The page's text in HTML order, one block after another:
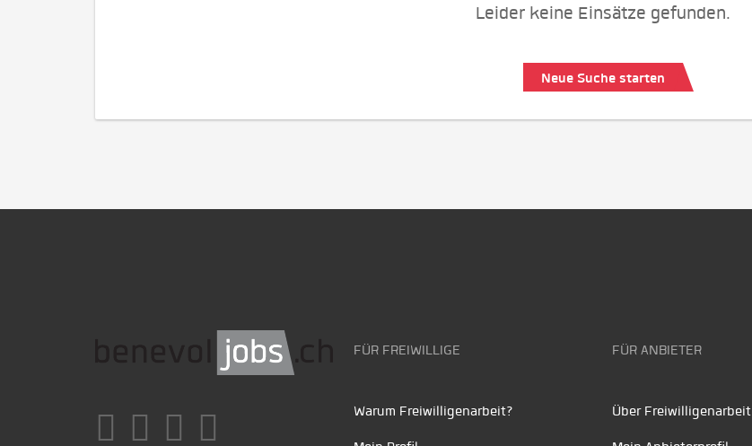
Leider keine Einsätze gefunden.
Neue Suche starten
FÜR FREIWILLIGE
Warum Freiwilligenarbeit?
FÜR ANBIETER
Über Freiwilligenarbeit